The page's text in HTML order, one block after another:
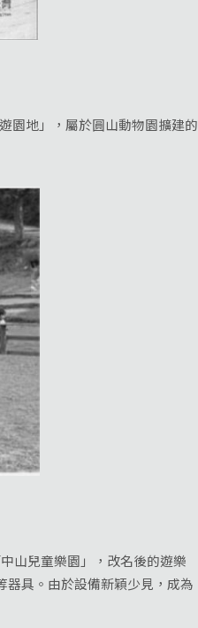
地」，屬於圓山動物園擴建的
山兒童樂園」，改名後的遊樂
器具。由於設備新穎少見，成為